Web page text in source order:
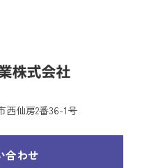
西仙房2番36-1号
合わせ